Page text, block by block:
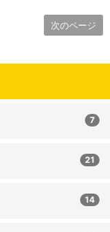
次のページ
7
21
14